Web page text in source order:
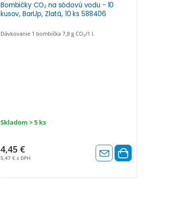
Bombičky CO₂ na sódovú vodu - 10
kusov, BarUp, Zlatá, 10 ks 588406
Dávkovanie 1 bombička 7,8 g CO₂/1 l.
Skladom > 5 ks
4,45 €
5,47 € s DPH